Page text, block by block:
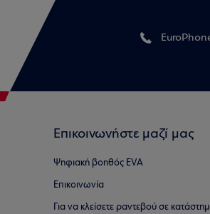
Επικοινωνήστε μαζί μας
Ψηφιακή βοηθός EVA
Επικοινωνία
Για να κλείσετε ραντεβού σε